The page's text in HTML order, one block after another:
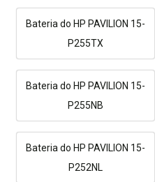
Bateria do HP PAVILION 15-
P255TX
Bateria do HP PAVILION 15-
P255NB
Bateria do HP PAVILION 15-
P252NL